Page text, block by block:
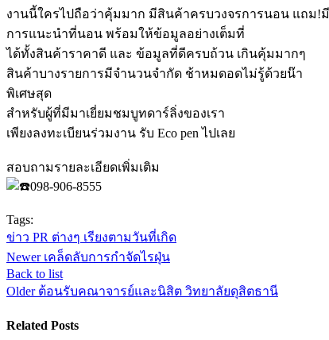
งานนี้ใครไปถือว่าคุ้มมาก มีสินค้าครบวงจรการนอน แถม!
การแนะนำที่นอน พร้อมให้ข้อมูลอย่างเต็มที่
ได้ทั้งสินค้าราคาดี และ ข้อมูลที่ดีครบถ้วน เกินคุ้มมากๆ
สินค้าบางรายการมีจำนวนจำกัด ช้าหมดอดไม่รู้ด้วยน๊า
พิเศษสุด
สำหรับผู้ที่มีมาเยี่ยมชมบูทดาร์ลิ่งของเรา
เพียงลงทะเบียนร่วมงาน รับ Eco pen ไปเลย
สอบถามรายละเอียดเพิ่มเติม
098-906-8555
Tags:
ข่าว PR ต่างๆ เรียงตามวันที่เกิด
Newer เคล็ดลับการกำจัดไรฝุ่น
Back to list
Older ต้อนรับคณาจารย์และนิสิต วิทยาลัยดุสิตธานี
Related Posts